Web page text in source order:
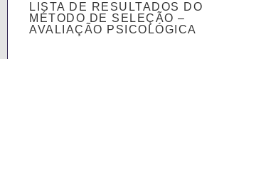
LISTA DE RESULTADOS DO
MÉTODO DE SELEÇÃO –
AVALIAÇÃO PSICOLÓGICA